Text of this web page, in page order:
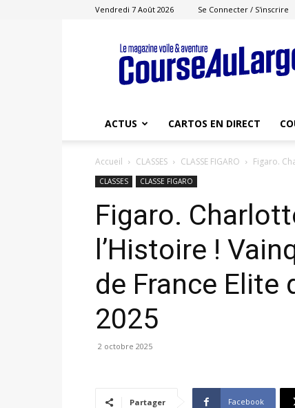
Vendredi 7 Août 2026 Se Connecter / S'inscrire
Course
au
Large
ACTUS CARTOS EN DIRECT
Accueil CLASSES CLASSE FIGARO Figaro.
CLASSES CLASSE FIGARO
Figaro.
l’Histoire !
de France Elite
2025
2 octobre 2025
Partager Facebook